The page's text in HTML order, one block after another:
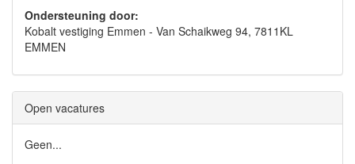
Ondersteuning door:
Kobalt vestiging Emmen - Van Schaikweg 94, 7811KL
EMMEN
Open vacatures
Geen...